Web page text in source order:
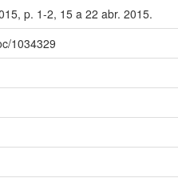
p. 1-2, 15 a 22 abr. 2015.
1034329